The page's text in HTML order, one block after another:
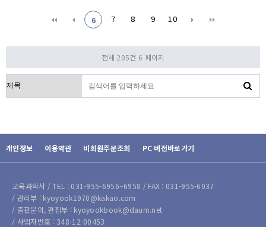
6 7 8 9 10
전체 205건 6 페이지
개인정보 이용약관 비회원주문조회 PC 버전바로가기
교육과학사 / TEL : 031-955-6956~6958 / FAX : 031-955-6037
/ 관리부 : kyoyook1970@kakao.com
/ 출판문의, 편집부 : kyoyookbook@daum.net
/ 사업자번호 : 348-12-00453